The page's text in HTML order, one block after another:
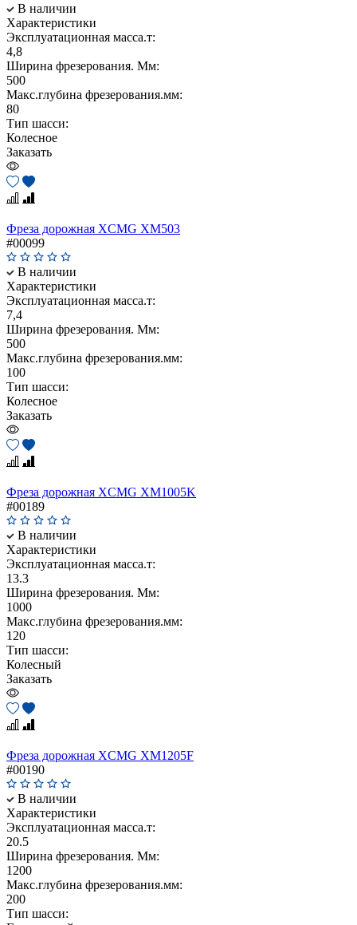
В наличии
Характеристики
Эксплуатационная масса.т:
4,8
Ширина фрезерования. Мм:
500
Макс.глубина фрезерования.мм:
80
Тип шасси:
Колесное
Заказать
Фреза дорожная XCMG XM503
#00099
В наличии
Характеристики
Эксплуатационная масса.т:
7,4
Ширина фрезерования. Мм:
500
Макс.глубина фрезерования.мм:
100
Тип шасси:
Колесное
Заказать
Фреза дорожная XCMG XM1005K
#00189
В наличии
Характеристики
Эксплуатационная масса.т:
13.3
Ширина фрезерования. Мм:
1000
Макс.глубина фрезерования.мм:
120
Тип шасси:
Колесный
Заказать
Фреза дорожная XCMG XM1205F
#00190
В наличии
Характеристики
Эксплуатационная масса.т:
20.5
Ширина фрезерования. Мм:
1200
Макс.глубина фрезерования.мм:
200
Тип шасси: